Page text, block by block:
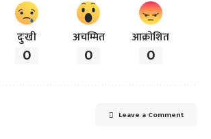
दुःखी
0
अचम्मित
0
आक्रोशित
0
Leave a Comment